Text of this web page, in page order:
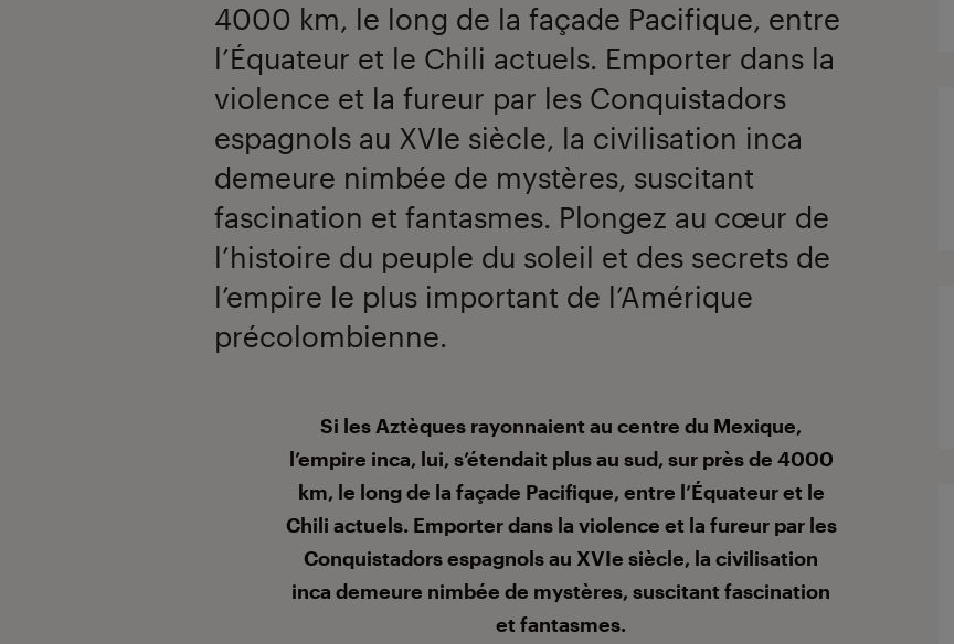
4000 km, le long de la façade Pacifique, entre
l’Équateur et le Chili actuels. Emporter dans la
violence et la fureur par les Conquistadors
espagnols au XVIe siècle, la civilisation inca
demeure nimbée de mystères, suscitant
fascination et fantasmes. Plongez au cœur de
l’histoire du peuple du soleil et des secrets de
l’empire le plus important de l’Amérique
précolombienne.
IntroductionSi les Aztèques rayonnaient au centre du Mexique,
l’empire inca, lui, s’étendait plus au sud, sur près de 4000
km, le long de la façade Pacifique, entre l’Équateur et le
Chili actuels. Emporter dans la violence et la fureur par les
Conquistadors espagnols au XVIe siècle, la civilisation
inca demeure nimbée de mystères, suscitant fascination
et fantasmes.